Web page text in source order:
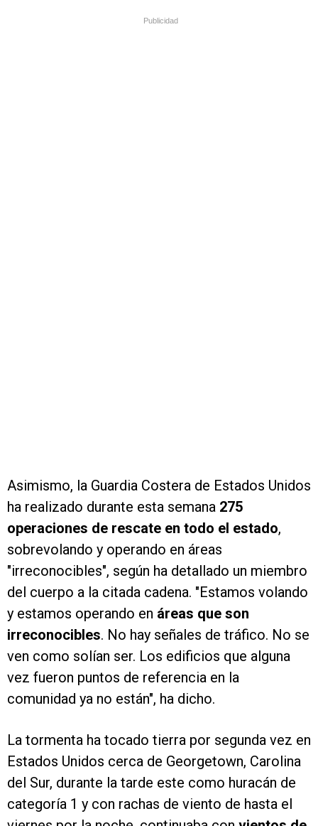
Publicidad
Asimismo, la Guardia Costera de Estados Unidos
ha realizado durante esta semana 275
operaciones de rescate en todo el estado,
sobrevolando y operando en áreas
"irreconocibles", según ha detallado un miembro
del cuerpo a la citada cadena. "Estamos volando
y estamos operando en áreas que son
irreconocibles. No hay señales de tráfico. No se
ven como solían ser. Los edificios que alguna
vez fueron puntos de referencia en la
comunidad ya no están", ha dicho.
La tormenta ha tocado tierra por segunda vez en
Estados Unidos cerca de Georgetown, Carolina
del Sur, durante la tarde este como huracán de
categoría 1 y con rachas de viento de hasta el